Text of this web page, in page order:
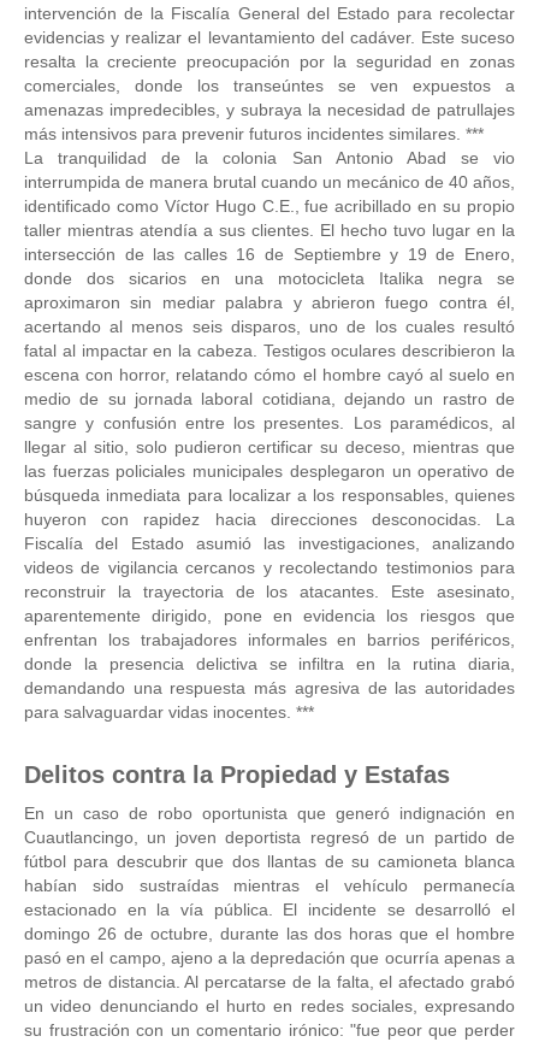
intervención de la Fiscalía General del Estado para recolectar
evidencias y realizar el levantamiento del cadáver. Este suceso
resalta la creciente preocupación por la seguridad en zonas
comerciales, donde los transeúntes se ven expuestos a
amenazas impredecibles, y subraya la necesidad de patrullajes
más intensivos para prevenir futuros incidentes similares. ***
La tranquilidad de la colonia San Antonio Abad se vio
interrumpida de manera brutal cuando un mecánico de 40 años,
identificado como Víctor Hugo C.E., fue acribillado en su propio
taller mientras atendía a sus clientes. El hecho tuvo lugar en la
intersección de las calles 16 de Septiembre y 19 de Enero,
donde dos sicarios en una motocicleta Italika negra se
aproximaron sin mediar palabra y abrieron fuego contra él,
acertando al menos seis disparos, uno de los cuales resultó
fatal al impactar en la cabeza. Testigos oculares describieron la
escena con horror, relatando cómo el hombre cayó al suelo en
medio de su jornada laboral cotidiana, dejando un rastro de
sangre y confusión entre los presentes. Los paramédicos, al
llegar al sitio, solo pudieron certificar su deceso, mientras que
las fuerzas policiales municipales desplegaron un operativo de
búsqueda inmediata para localizar a los responsables, quienes
huyeron con rapidez hacia direcciones desconocidas. La
Fiscalía del Estado asumió las investigaciones, analizando
videos de vigilancia cercanos y recolectando testimonios para
reconstruir la trayectoria de los atacantes. Este asesinato,
aparentemente dirigido, pone en evidencia los riesgos que
enfrentan los trabajadores informales en barrios periféricos,
donde la presencia delictiva se infiltra en la rutina diaria,
demandando una respuesta más agresiva de las autoridades
para salvaguardar vidas inocentes. ***
Delitos contra la Propiedad y Estafas
En un caso de robo oportunista que generó indignación en
Cuautlancingo, un joven deportista regresó de un partido de
fútbol para descubrir que dos llantas de su camioneta blanca
habían sido sustraídas mientras el vehículo permanecía
estacionado en la vía pública. El incidente se desarrolló el
domingo 26 de octubre, durante las dos horas que el hombre
pasó en el campo, ajeno a la depredación que ocurría apenas a
metros de distancia. Al percatarse de la falta, el afectado grabó
un video denunciando el hurto en redes sociales, expresando
su frustración con un comentario irónico: "fue peor que perder